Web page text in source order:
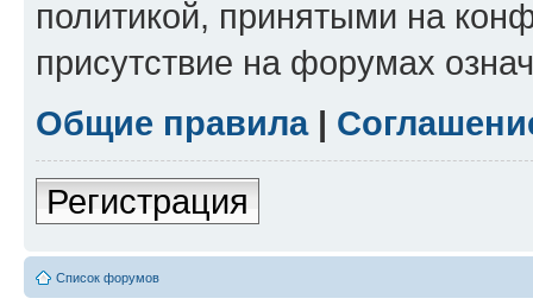
политикой, принятыми на
присутствие на форумах
Общие правила|
Регистрация
Список форумов